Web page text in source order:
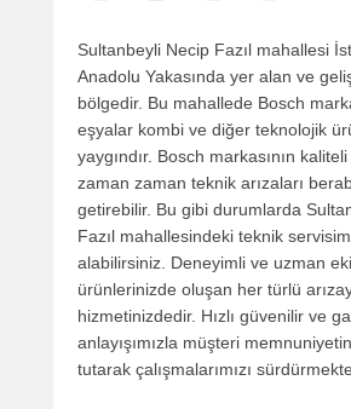
Sultanbeyli Necip Fazıl mahallesi
Anadolu Yakasında yer alan ve
bölgedir. Bu mahallede Bosch
eşyalar kombi ve diğer teknolojik
yaygındır. Bosch markasının
zaman zaman teknik arızaları
getirebilir. Bu gibi durumlarda
Fazıl mahallesindeki teknik
alabilirsiniz. Deneyimli ve uzman
ürünlerinizde oluşan her türlü
hizmetinizdedir. Hızlı güvenilir ve
anlayışımızla müşteri
tutarak çalışmalarımızı